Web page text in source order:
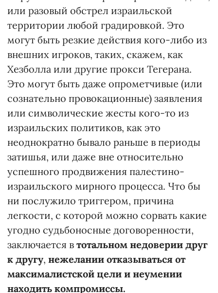
или разовый обстрел израильской
территории любой градировкой. Это
могут быть резкие действия кого-либо из
внешних игроков, таких, скажем, как
Хезболла или другие прокси Тегерана.
Это могут быть даже опрометчивые (или
сознательно провокационные) заявления
или символические жесты кого-то из
израильских политиков, как это
неоднократно бывало раньше в периоды
затишья, или даже вне относительно
успешного продвижения палестино-
израильского мирного процесса. Что бы
ни послужило триггером, причина
легкости, с которой можно сорвать какие
угодно судьбоносные договоренности,
заключается в тотальном недоверии друг
к другу, нежелании отказываться от
максималистской цели и неумении
находить компромиссы.